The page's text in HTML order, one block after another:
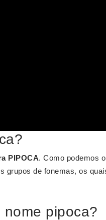
PIPOCA. Como podemos
grupos de fonemas, os
pipoca?